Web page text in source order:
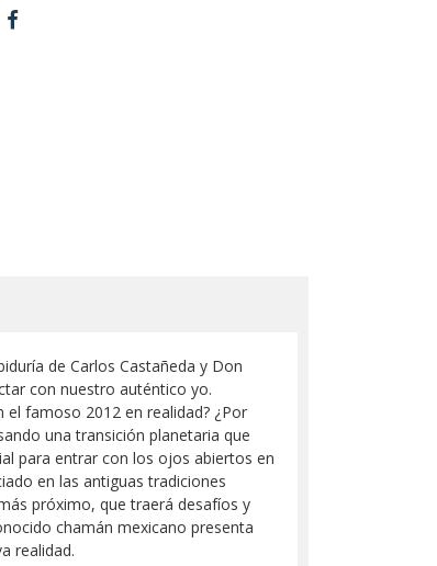
de Carlos Castañeda y Don
con nuestro auténtico yo.
famoso 2012 en realidad? ¿Por
una transición planetaria que
para entrar con los ojos abiertos en
en las antiguas tradiciones
próximo, que traerá desafíos y
chamán mexicano presenta
realidad.